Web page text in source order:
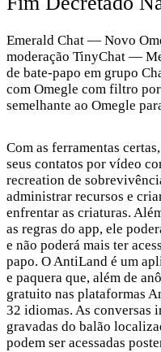
Emerald Chat — Novo
moderação TinyChat —
de bate-papo em grupo
com Omegle com filtro
semelhante ao Omegle
Com as ferramentas
seus contatos por vídeo
recreation de
administrar recursos e
enfrentar as criaturas.
as regras do app, ele
e não poderá mais ter
papo. O AntiLand é um
e paquera que, além de
gratuito nas plataformas
32 idiomas. As conversas
gravadas do balão
podem ser acessadas